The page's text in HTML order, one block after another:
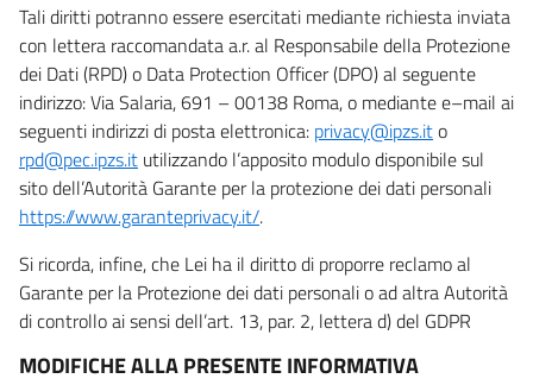
Tali diritti potranno essere esercitati mediante richiesta inviata
con lettera raccomandata a.r. al Responsabile della Protezione
dei Dati (RPD) o Data Protection Officer (DPO) al seguente
indirizzo: Via Salaria, 691 – 00138 Roma, o mediante e–mail ai
seguenti indirizzi di posta elettronica: privacy@ipzs.ito
rpd@pec.ipzs.it utilizzando l’apposito modulo disponibile sul
sito dell’Autorità Garante per la protezione dei dati personali
https://www.garanteprivacy.it/.
Si ricorda, infine, che Lei ha il diritto di proporre reclamo al
Garante per la Protezione dei dati personali o ad altra Autorità
di controllo ai sensi dell’art. 13, par. 2, lettera d) del GDPR
MODIFICHE ALLA PRESENTE INFORMATIVA